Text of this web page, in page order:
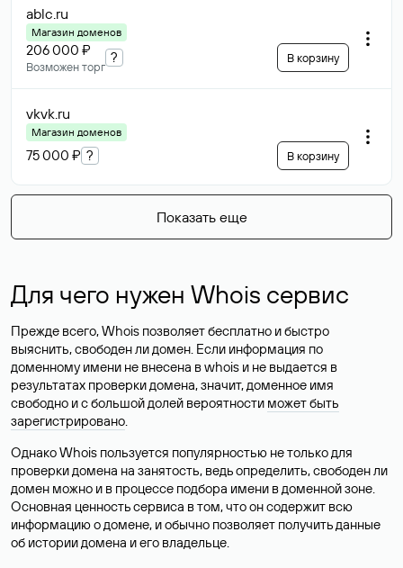
ablc.ru
Магазин доменов
206 000 ₽
Возможен торг
? В корзину
vkvk.ru
Магазин доменов
75 000 ₽ ? В корзину
Показать еще
Для чего нужен Whois сервис
Прежде всего, Whois позволяет бесплатно и быстро
выяснить, свободен ли домен. Если информация по
доменному имени не внесена в whois и не выдается в
результатах проверки домена, значит, доменное имя
свободно и с большой долей вероятности может быть
зарегистрировано.
Однако Whois пользуется популярностью не только для
проверки домена на занятость, ведь определить, свободен ли
домен можно и в процессе подбора имени в доменной зоне.
Основная ценность сервиса в том, что он содержит всю
информацию о домене, и обычно позволяет получить данные
об истории домена и его владельце.